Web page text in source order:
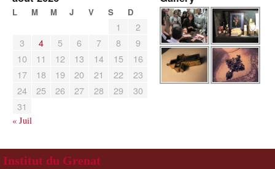
L M M J V S D
1
2
3
4 5 6 7 8
9
10
11 12 13 14 15
16
17
18 19 20 21 22
23
24
25 26 27 28 29
30
31
« Juil
Institut du Grenat